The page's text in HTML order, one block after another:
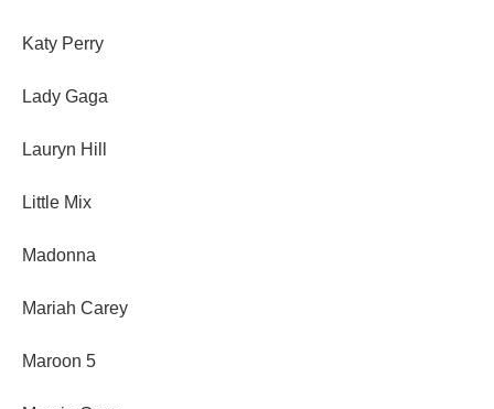
Katy Perry
Lady Gaga
Lauryn Hill
Little Mix
Madonna
Mariah Carey
Maroon 5